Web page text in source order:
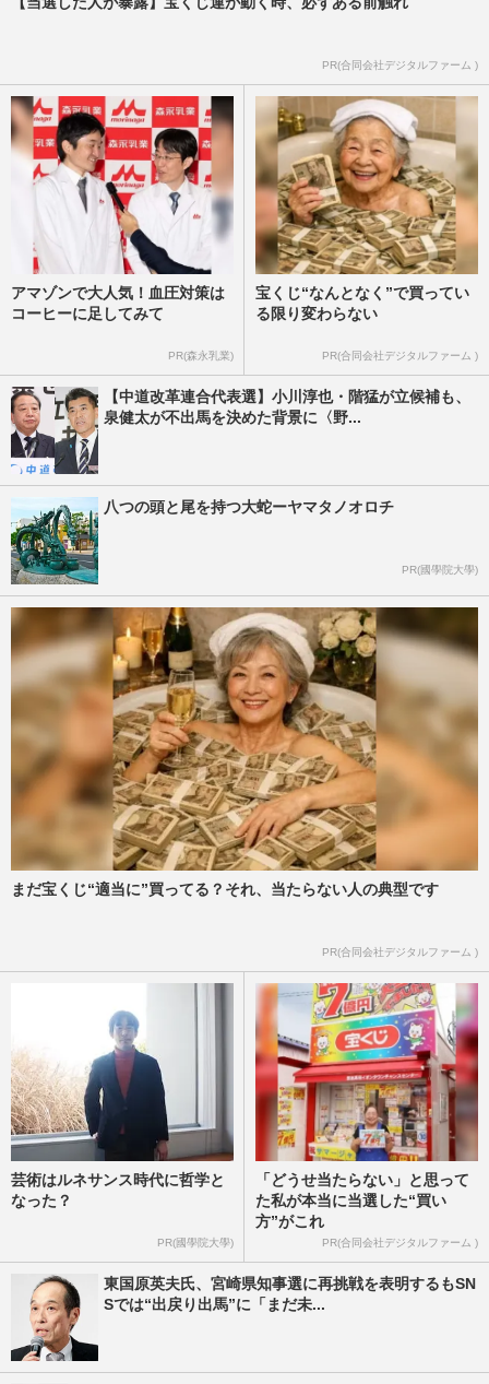
PR(合同会社デジタルファーム )
アマゾンで大人気！血圧対策は
コーヒーに足してみて
PR(森永乳業)
宝くじ“なんとなく”で買ってい
る限り変わらない
PR(合同会社デジタルファーム )
【中道改革連合代表選】小川淳也・階猛が立候補も、
泉健太が不出馬を決めた背景に〈野...
八つの頭と尾を持つ大蛇ーヤマタノオロチ
PR(國學院大學)
まだ宝くじ“適当に”買ってる？それ、当たらない人の典型です
PR(合同会社デジタルファーム )
芸術はルネサンス時代に哲学と
なった？
PR(國學院大學)
「どうせ当たらない」と思って
た私が本当に当選した“買い
方”がこれ
PR(合同会社デジタルファーム )
東国原英夫氏、宮崎県知事選に再挑戦を表明するもSN
Sでは“出戻り出馬”に「まだ未...